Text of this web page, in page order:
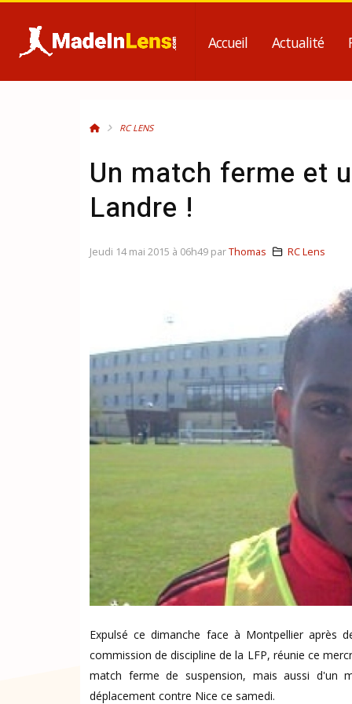
Accueil Actualité
RC LENS
Un match ferme et
Landre !
Expulsé ce dimanche face à Montpellier après
commission de discipline de la LFP, réunie ce
match ferme de suspension, mais aussi d'un
déplacement contre Nice ce samedi.
Jeudi 14 mai 2015 à 06h49 parThomas RC Lens